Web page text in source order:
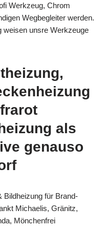
Werkzeug, Chrom
Wegbegleiter werden.
weisen unsre Werkzeuge
als
genauso
Bildheizung für Brand-
Michaelis, Gränitz,
Mönchenfrei